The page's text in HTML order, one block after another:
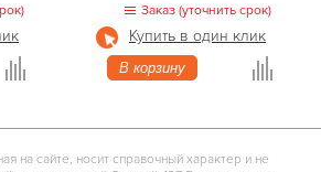
Заказ (уточнить срок)
Купить в один клик
В корзину
на сайте, носит справочный характер и не